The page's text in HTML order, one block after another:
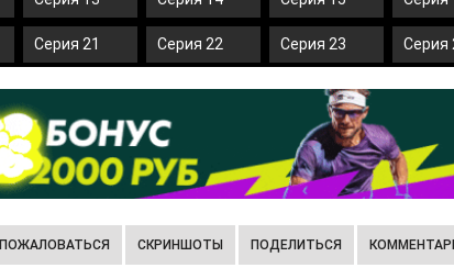
Серия 21 Серия 22 Серия 23 Серия
ПОЖАЛОВАТЬСЯ СКРИНШОТЫ ПОДЕЛИТЬСЯ